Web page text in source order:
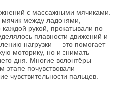
с массажными мячиками.
мячик между ладонями,
рукой, прокатывали по
плавности движений и
нагрузки — это помогает
моторику, но и снимать
дня. Многие волонтёры
этапе почувствовали
чувствительности пальцев.